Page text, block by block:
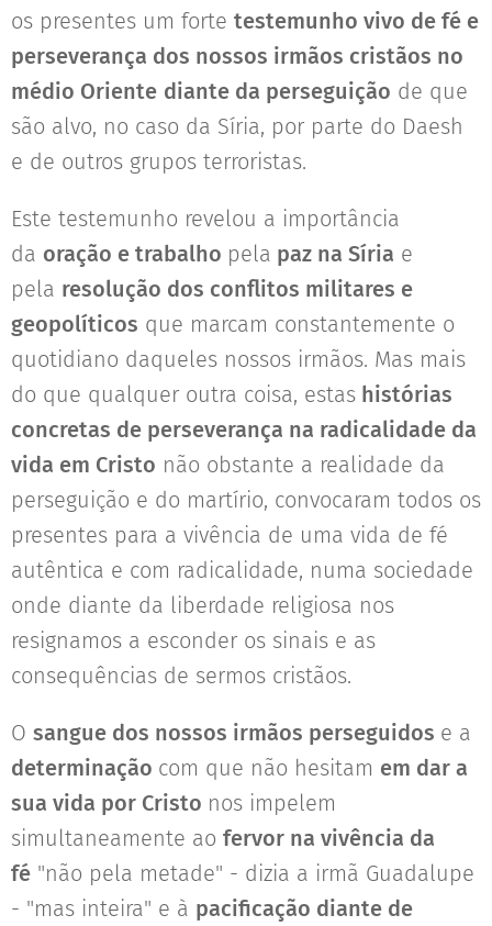
os presentes um forte testemunho vivo de fé e
perseverança dos nossos irmãos cristãos no
médio Oriente diante da perseguição de que
são alvo, no caso da Síria, por parte do Daesh
e de outros grupos terroristas.
Este testemunho revelou a importância
da oração e trabalho pela paz na Síria e
pela resolução dos conflitos militares e
geopolíticos que marcam constantemente o
quotidiano daqueles nossos irmãos. Mas mais
do que qualquer outra coisa, estas histórias
concretas de perseverança na radicalidade da
vida em Cristo não obstante a realidade da
perseguição e do martírio, convocaram todos os
presentes para a vivência de uma vida de fé
autêntica e com radicalidade, numa sociedade
onde diante da liberdade religiosa nos
resignamos a esconder os sinais e as
consequências de sermos cristãos.
O sangue dos nossos irmãos perseguidos e a
determinação com que não hesitam em dar a
sua vida por Cristo nos impelem
simultaneamente ao fervor na vivência da
fé "não pela metade" - dizia a irmã Guadalupe
- "mas inteira" e à pacificação diante de